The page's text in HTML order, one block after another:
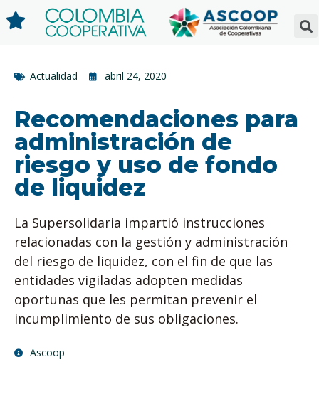
Actualidad abril 24, 2020
Recomendaciones para
administración de
riesgo y uso de fondo
de liquidez
La Supersolidaria impartió instrucciones
relacionadas con la gestión y administración
del riesgo de liquidez, con el fin de que las
entidades vigiladas adopten medidas
oportunas que les permitan prevenir el
incumplimiento de sus obligaciones.
Ascoop